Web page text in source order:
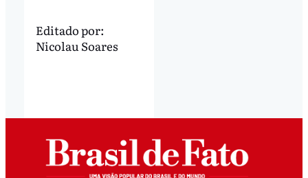
Editado por:
Nicolau Soares